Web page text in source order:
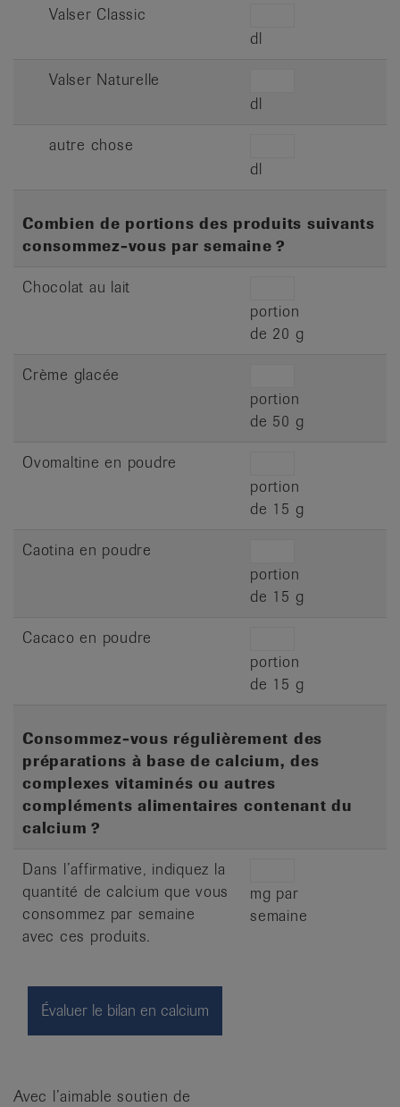
Valser Classic
dl
Valser Naturelle
dl
autre chose
dl
Combien de portions des produits suivants
consommez-vous par semaine ?
Chocolat au lait
portion
de 20 g
Crème glacée
portion
de 50 g
Ovomaltine en poudre
portion
de 15 g
Caotina en poudre
portion
de 15 g
Cacaco en poudre
portion
de 15 g
Consommez-vous régulièrement des
préparations à base de calcium, des
complexes vitaminés ou autres
compléments alimentaires contenant du
calcium ?
Dans l’affirmative, indiquez la
quantité de calcium que vous
consommez par semaine
avec ces produits.
mg par
semaine
Avec l’aimable soutien de